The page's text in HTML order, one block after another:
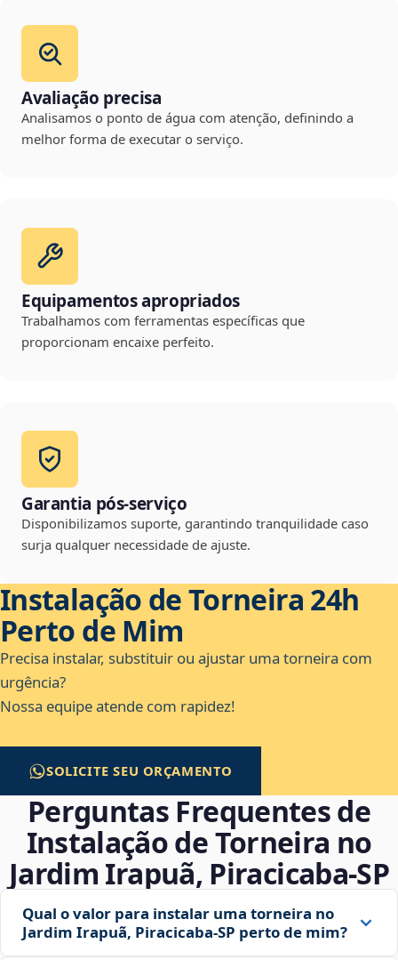
Avaliação precisa
Analisamos o ponto de água com atenção, definindo a
melhor forma de executar o serviço.
Equipamentos apropriados
Trabalhamos com ferramentas específicas que
proporcionam encaixe perfeito.
Garantia pós-serviço
Disponibilizamos suporte, garantindo tranquilidade caso
surja qualquer necessidade de ajuste.
Instalação de Torneira 24h
Perto de Mim
Precisa instalar, substituir ou ajustar uma torneira com
urgência?
Nossa equipe atende com rapidez!
SOLICITE SEU ORÇAMENTO
Perguntas Frequentes de
Instalação de Torneira no
Jardim Irapuã, Piracicaba‑SP
Qual o valor para instalar uma torneira no
Jardim Irapuã, Piracicaba‑SP perto de mim?